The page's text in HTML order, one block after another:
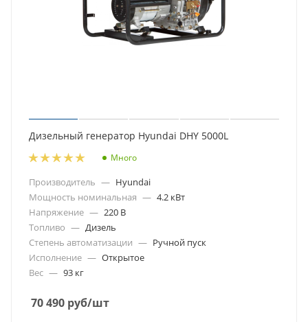
Дизельный генератор Hyundai DHY 5000L
Много
Производитель — Hyundai
Мощность номинальная — 4.2 кВт
Напряжение — 220 В
Топливо — Дизель
Степень автоматизации — Ручной пуск
Исполнение — Открытое
Вес — 93 кг
70 490 руб/шт